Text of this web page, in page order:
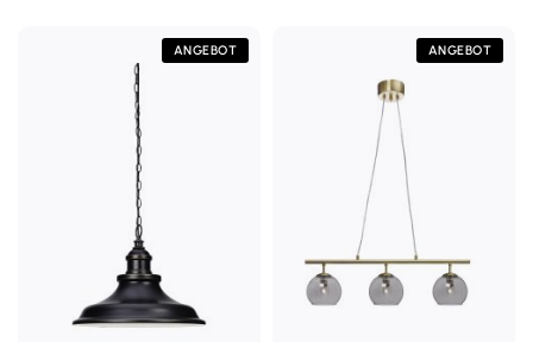
ANGEBOT ANGEBOT